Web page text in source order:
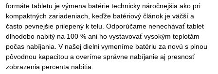
formáte tabletu je výmena batérie technicky náročnejšia ako pri
kompaktných zariadeniach, keďže batériový článok je väčší a
často pevnejšie prilepený k telu. Odporúčame nenechávať tablet
dlhodobo nabitý na 100 % ani ho vystavovať vysokým teplotám
počas nabíjania. V našej dielni vymeníme batériu za novú s plnou
pôvodnou kapacitou a overíme správne nabíjanie aj presnosť
zobrazenia percenta nabitia.